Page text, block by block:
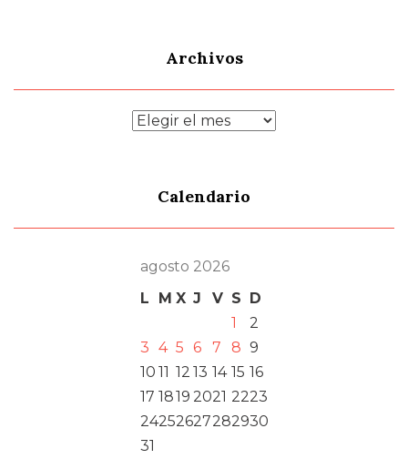
Archivos
Archivos
Calendario
agosto 2026
L
M X J V S D
1
2
3 4 5 6 7 8 9
10 11 12 13 14 15 16
17 1819 2021 2223
24252627282930
31